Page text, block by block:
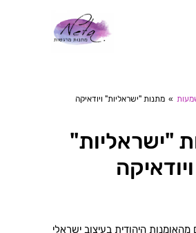
» מתנות "ישראליות" ויודאיקה
"ישראליות"
ויודאיקה
מהאומנות היהודית בעיצוב ישראלי